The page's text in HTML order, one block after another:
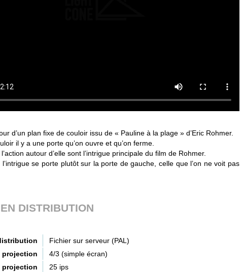
d’un plan fixe de couloir issu de « Pauline à la plage » d’Eric Rohmer.
il y a une porte qu’on ouvre et qu’on ferme.
autour d’elle sont l’intrigue principale du film de Rohmer.
se porte plutôt sur la porte de gauche, celle que l’on ne voit pas
DISTRIBUTION
Fichier sur serveur (PAL)
projection
4/3 (simple écran)
projection
25 ips